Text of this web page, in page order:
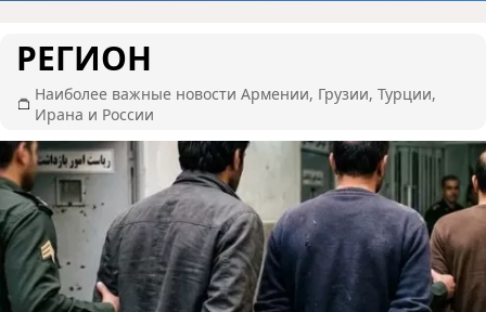
РЕГИОН
Наиболее важные новости Армении, Грузии, Турции,
Ирана и России